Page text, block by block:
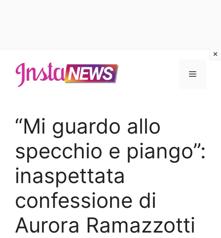
contenuto
Menu
“Mi guardo allo
specchio e piango”:
inaspettata
confessione di
Aurora Ramazzotti